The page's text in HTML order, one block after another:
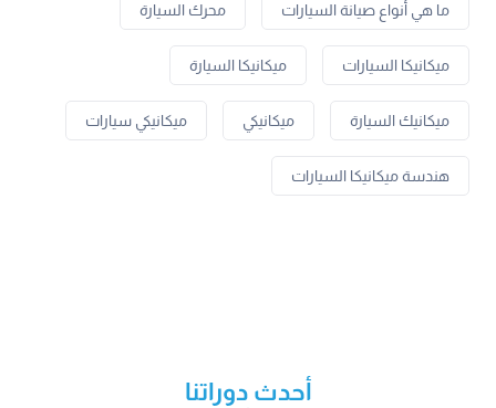
ما هي أنواع صيانة السيارات محرك السيارة
ميكانيكا السيارات ميكانيكا السيارة
ميكانيك السيارة ميكانيكي ميكانيكي سيارات
هندسة ميكانيكا السيارات
أحدث دوراتنا